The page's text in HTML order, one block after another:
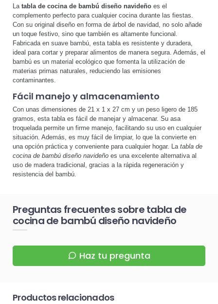
La tabla de cocina de bambú diseño navideño es el
complemento perfecto para cualquier cocina durante las fiestas.
Con su original diseño en forma de árbol de navidad, no solo añade
un toque festivo, sino que también es altamente funcional.
Fabricada en suave bambú, esta tabla es resistente y duradera,
ideal para cortar y preparar alimentos de manera segura. Además, el
bambú es un material ecológico que fomenta la utilización de
materias primas naturales, reduciendo las emisiones
contaminantes.
Fácil manejo y almacenamiento
Con unas dimensiones de 21 x 1 x 27 cm y un peso ligero de 185
gramos, esta tabla es fácil de manejar y almacenar. Su asa
troquelada permite un firme manejo, facilitando su uso en cualquier
situación. Además, es muy fácil de limpiar, lo que la convierte en
una opción práctica y conveniente para cualquier hogar. La tabla de
cocina de bambú diseño navideño es una excelente alternativa al
uso de madera tradicional, gracias a la rápida regeneración y
resistencia del bambú.
Preguntas frecuentes sobre tabla de
cocina de bambú diseño navideño
Haz tu pregunta
Productos relacionados